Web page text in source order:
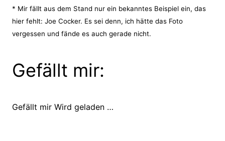
* Mir fällt aus dem Stand nur ein bekanntes Beispiel ein, das
hier fehlt: Joe Cocker. Es sei denn, ich hätte das Foto
vergessen und fände es auch gerade nicht.
Gefällt mir:
Gefällt mir Wird geladen …